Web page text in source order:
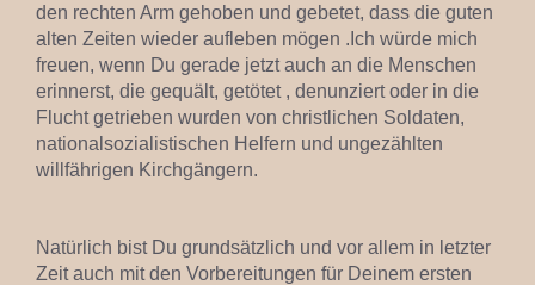
den rechten Arm gehoben und gebetet, dass die guten
alten Zeiten wieder aufleben mögen .Ich würde mich
freuen, wenn Du gerade jetzt auch an die Menschen
erinnerst, die gequält, getötet , denunziert oder in die
Flucht getrieben wurden von christlichen Soldaten,
nationalsozialistischen Helfern und ungezählten
willfährigen Kirchgängern.
Natürlich bist Du grundsätzlich und vor allem in letzter
Zeit auch mit den Vorbereitungen für Deinem ersten